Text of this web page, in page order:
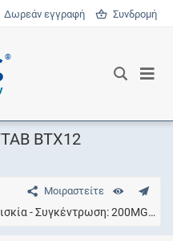
εγγραφή Συνδρομή
®
BTX12
Μοιραστείτε
Συγκέντρωση 200MG/TAB